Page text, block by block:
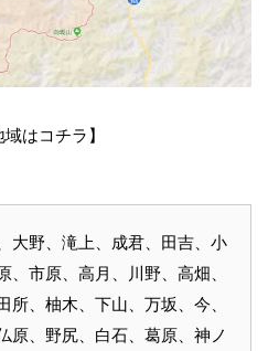
はコチラ】
大野、滝上、成君、田吉、小
市原、高月、川野、高畑、
、柚木、下山、万坂、今、
原、野尻、白石、葛原、神ノ